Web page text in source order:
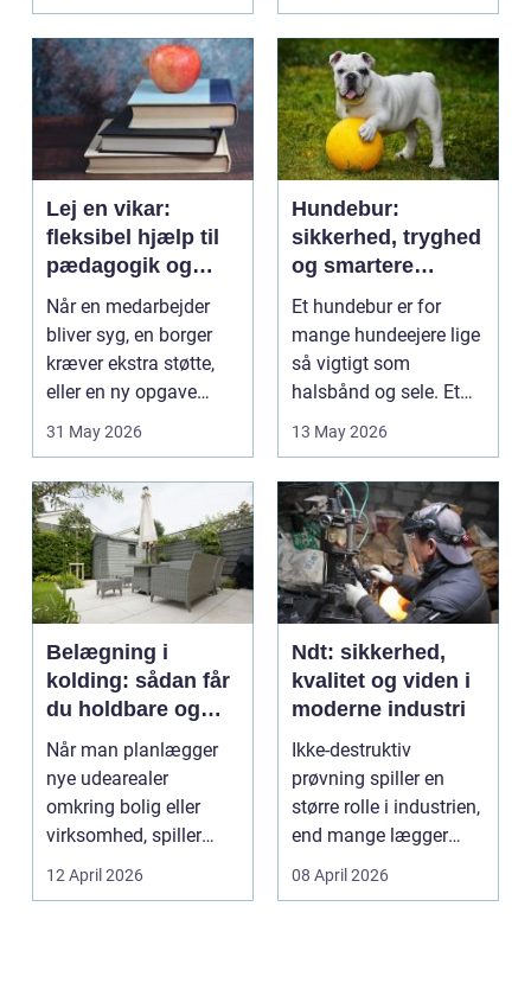
Lej en vikar:
fleksibel hjælp til
pædagogik og
sundhed
Når en medarbejder
bliver syg, en borger
kræver ekstra støtte,
eller en ny opgave
opstår fra dag til...
31 May 2026
Hundebur:
sikkerhed, tryghed
og smartere
hverdag med hund
Et hundebur er for
mange hundeejere lige
så vigtigt som
halsbånd og sele. Et
godt bur gi...
13 May 2026
Belægning i
kolding: sådan får
du holdbare og
flotte udearealer
Når man planlægger
nye udearealer
omkring bolig eller
virksomhed, spiller
belægningen en helt
centra...
12 April 2026
Ndt: sikkerhed,
kvalitet og viden i
moderne industri
Ikke-destruktiv
prøvning spiller en
større rolle i industrien,
end mange lægger
mærke til i hverdage...
08 April 2026